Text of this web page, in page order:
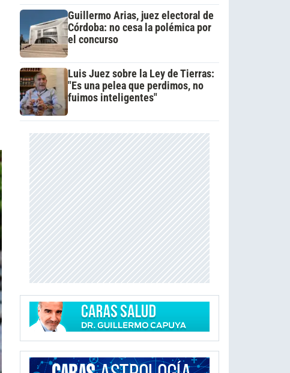
Guillermo Arias, juez electoral de
Córdoba: no cesa la polémica por
el concurso
Luis Juez sobre la Ley de Tierras:
"Es una pelea que perdimos, no
fuimos inteligentes"